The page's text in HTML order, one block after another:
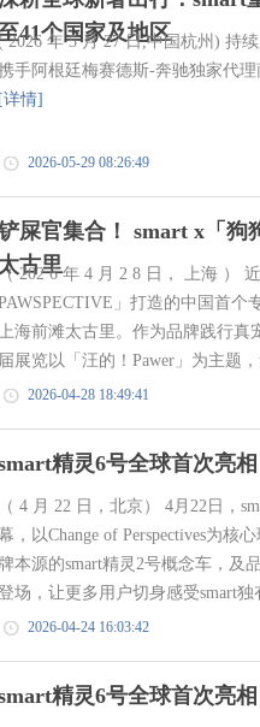
41个国家及地区
2026 年 5 月 27 日,中国杭州) 持
手阿根廷梅赛德斯-奔驰独家代
[详情]
2026-05-29 08:26:49
屎官集合！ smart x「狗
太古里
202 6 年 4 月 2 8 日， 上海 ）
」打造的中国首
海前滩太古里。作为品牌践行真
届展览以「汪的！Pawer」为主题
2026-04-28 18:49:41
精灵6号全球首次亮
（ 4 月 22 日，北京） 4月22日，
，以Change of Perspectives为核
牌本源的smart精灵2号概念车，及
场，让更多用户切身感受smart
2026-04-24 16:03:42
精灵6号全球首次亮